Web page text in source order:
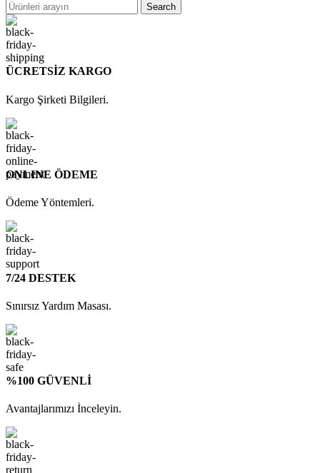
Search
ÜCRETSİZ KARGO
Kargo Şirketi Bilgileri.
ONLINE ÖDEME
Ödeme Yöntemleri.
7/24 DESTEK
Sınırsız Yardım Masası.
%100 GÜVENLİ
Avantajlarımızı İnceleyin.